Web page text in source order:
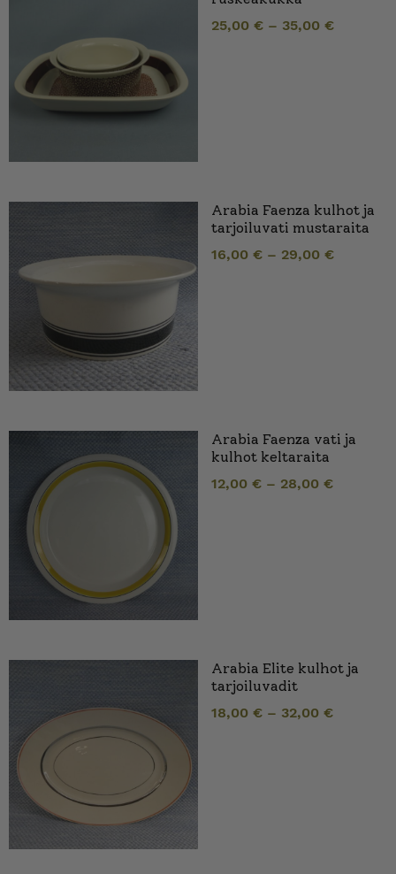
25,00 € – 35,00 €
Arabia Faenza kulhot ja
tarjoiluvati mustaraita
16,00 € – 29,00 €
Arabia Faenza vati ja
kulhot keltaraita
12,00 € – 28,00 €
Arabia Elite kulhot ja
tarjoiluvadit
18,00 € – 32,00 €